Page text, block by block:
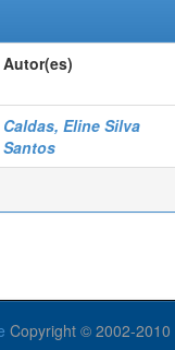
Autor(es)
Caldas, Eline Silva
Santos
Copyright © 2002-2010